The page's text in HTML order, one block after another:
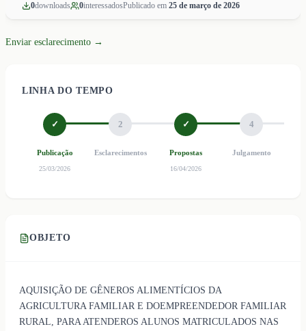
0downloads 0interessadosPublicado em 25 de março de 2026
Enviar esclarecimento →
LINHA DO TEMPO
✓
Publicação
25/03/2026
2
Esclarecimentos
✓
Propostas
16/04/2026
4
Julgamento
OBJETO
AQUISIÇÃO DE GÊNEROS ALIMENTÍCIOS DA
AGRICULTURA FAMILIAR E DOEMPREENDEDOR FAMILIAR
RURAL, PARA ATENDEROS ALUNOS MATRICULADOS NAS